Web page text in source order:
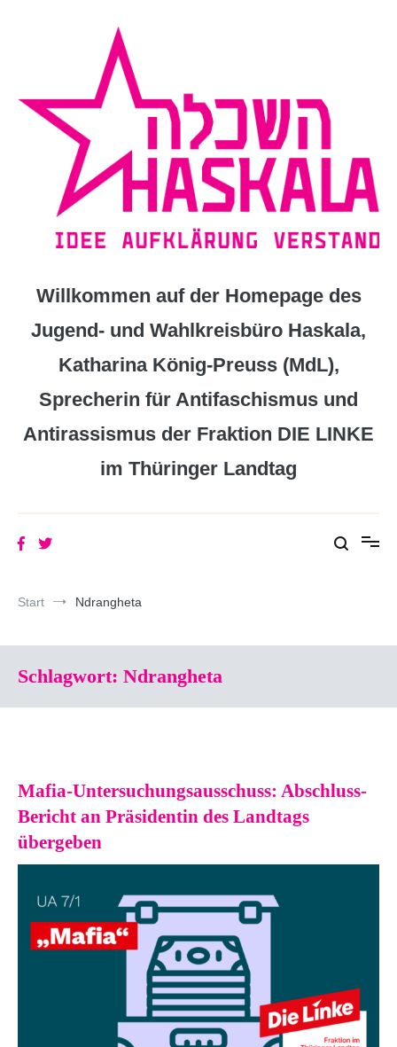
Willkommen auf der Homepage des
Jugend- und Wahlkreisbüro Haskala,
Katharina König-Preuss (MdL),
Sprecherin für Antifaschismus und
Antirassismus der Fraktion DIE LINKE
im Thüringer Landtag
Start Ndrangheta
Schlagwort: Ndrangheta
Mafia-Untersuchungsausschuss: Abschluss-
Bericht an Präsidentin des Landtags
übergeben